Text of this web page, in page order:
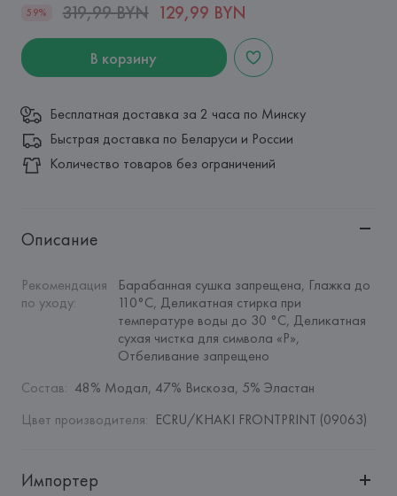
59% 319,99 BYN 129,99 BYN
В корзину
Бесплатная доставка за 2 часа по Минску
Быстрая доставка по Беларуси и России
Количество товаров без ограничений
Описание
Рекомендация
по уходу:
Барабанная сушка запрещена, Глажка до
110°C, Деликатная стирка при
температуре воды до 30 °C, Деликатная
сухая чистка для символа «P»,
Отбеливание запрещено
Состав: 48% Модал, 47% Вискоза, 5% Эластан
Цвет производителя: ECRU/KHAKI FRONTPRINT (09063)
Импортер